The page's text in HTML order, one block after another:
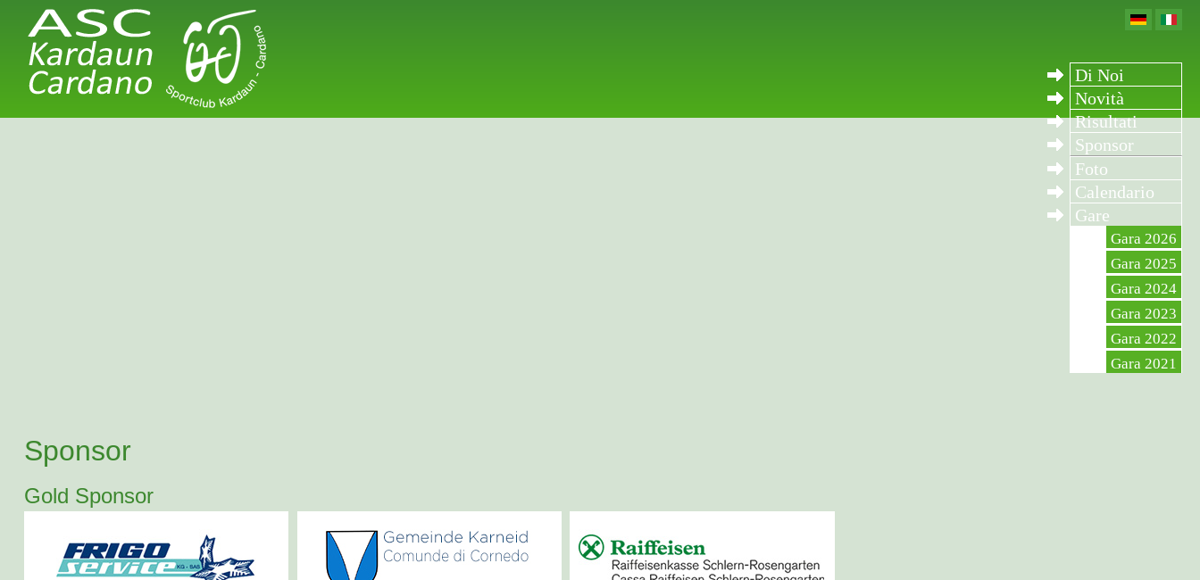
Di Noi
Novità
Risultati
Sponsor
Foto
Calendario
Gare
Gara 2026
Gara 2025
Gara 2024
Gara 2023
Gara 2022
Gara 2021
Sponsor
Gold Sponsor